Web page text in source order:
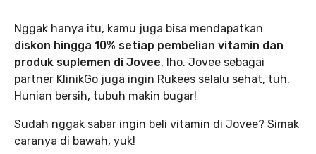
Nggak hanya itu, kamu juga bisa mendapatkan
diskon hingga 10% setiap pembelian vitamin dan
produk suplemen di Jovee, lho. Jovee sebagai
partner KlinikGo juga ingin Rukees selalu sehat, tuh.
Hunian bersih, tubuh makin bugar!
Sudah nggak sabar ingin beli vitamin di Jovee? Simak
caranya di bawah, yuk!